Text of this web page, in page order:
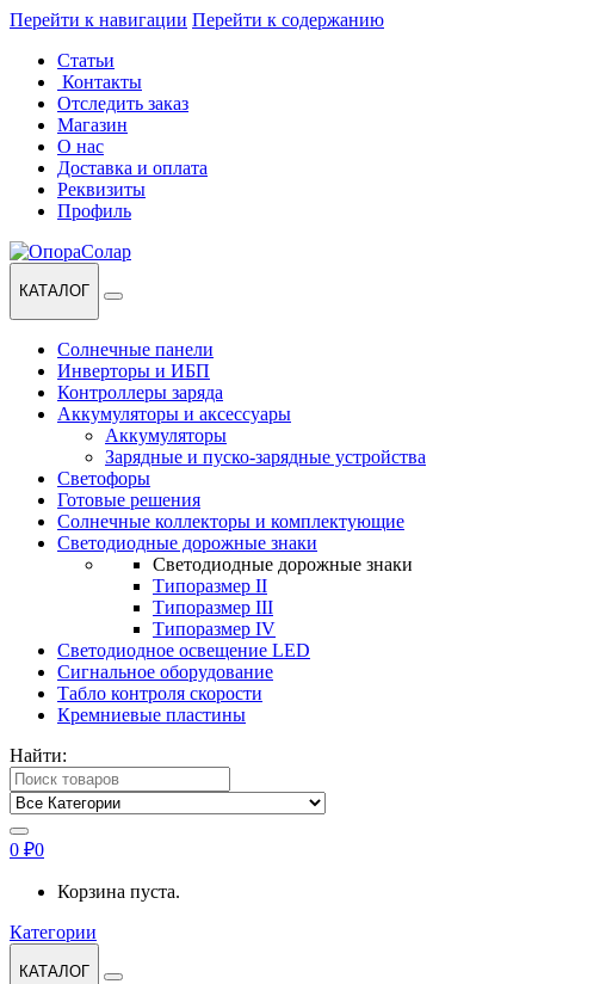
Перейти к навигации Перейти к содержанию
Статьи
Контакты
Отследить заказ
Магазин
О нас
Доставка и оплата
Реквизиты
Профиль
КАТАЛОГ
Солнечные панели
Инверторы и ИБП
Контроллеры заряда
Аккумуляторы и аксессуары
Аккумуляторы
Зарядные и пуско-зарядные устройства
Светофоры
Готовые решения
Солнечные коллекторы и комплектующие
Светодиодные дорожные знаки
Светодиодные дорожные знаки
Типоразмер II
Типоразмер III
Типоразмер IV
Светодиодное освещение LED
Сигнальное оборудование
Табло контроля скорости
Кремниевые пластины
Найти:
0 ₽0
Корзина пуста.
Категории
КАТАЛОГ